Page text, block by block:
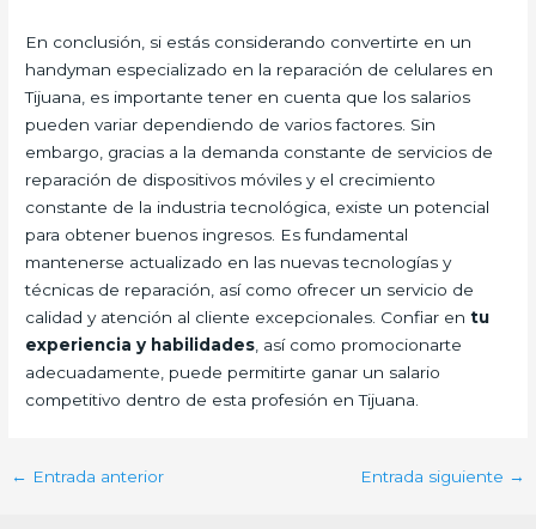
En conclusión, si estás considerando convertirte en un
handyman especializado en la reparación de celulares en
Tijuana, es importante tener en cuenta que los salarios
pueden variar dependiendo de varios factores. Sin
embargo, gracias a la demanda constante de servicios de
reparación de dispositivos móviles y el crecimiento
constante de la industria tecnológica, existe un potencial
para obtener buenos ingresos. Es fundamental
mantenerse actualizado en las nuevas tecnologías y
técnicas de reparación, así como ofrecer un servicio de
calidad y atención al cliente excepcionales. Confiar entu
experiencia y habilidades , así como promocionarte
adecuadamente, puede permitirte ganar un salario
competitivo dentro de esta profesión en Tijuana.
← Entrada anterior Entrada siguiente →